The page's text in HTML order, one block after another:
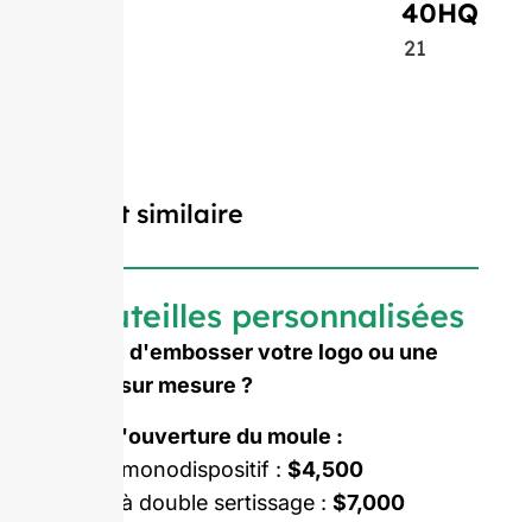
40HQ
21
Produit similaire
Bouteilles personnalisées
Besoin d'embosser votre logo ou une
forme sur mesure ?
Coût d'ouverture du moule :
Moule monodispositif : $4,500
Moule à double sertissage : $7,000